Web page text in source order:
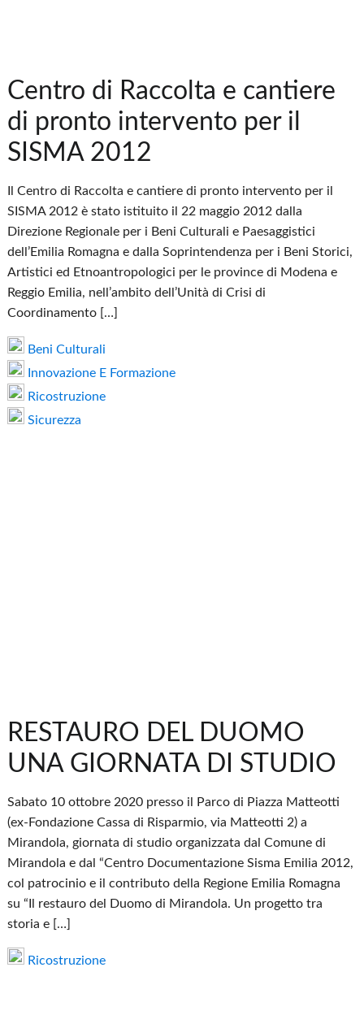
Centro di Raccolta e cantiere
di pronto intervento per il
SISMA 2012
Il Centro di Raccolta e cantiere di pronto intervento per il
SISMA 2012 è stato istituito il 22 maggio 2012 dalla
Direzione Regionale per i Beni Culturali e Paesaggistici
dell’Emilia Romagna e dalla Soprintendenza per i Beni Storici,
Artistici ed Etnoantropologici per le province di Modena e
Reggio Emilia, nell’ambito dell’Unità di Crisi di
Coordinamento […]
Beni Culturali
Innovazione E Formazione
Ricostruzione
Sicurezza
RESTAURO DEL DUOMO
UNA GIORNATA DI STUDIO
Sabato 10 ottobre 2020 presso il Parco di Piazza Matteotti
(ex-Fondazione Cassa di Risparmio, via Matteotti 2) a
Mirandola, giornata di studio organizzata dal Comune di
Mirandola e dal “Centro Documentazione Sisma Emilia 2012,
col patrocinio e il contributo della Regione Emilia Romagna
su “Il restauro del Duomo di Mirandola. Un progetto tra
storia e […]
Ricostruzione